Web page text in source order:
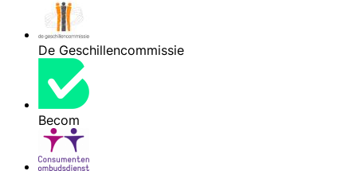
De Geschillencommissie
Becom